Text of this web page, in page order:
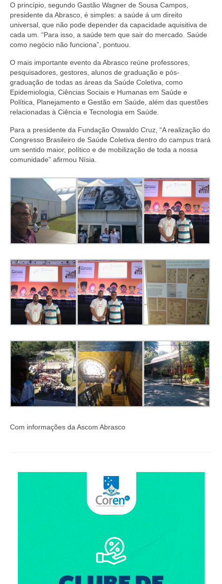
Decisões
Portarias
Resoluções
Desagravo Público
Processos Éticos
Censura Pública
Suspensão do Exercício Profissional
Para Você
Clube de Vantagens
Valores dos serviços
Reserva de auditório
Ouvidoria
Contatos
Fale Conosco
O princípio, segundo Gastão Wagner de Sousa Campos,
presidente da Abrasco, é simples: a saúde á um direito
universal, que não pode depender da capacidade aquisitiva de
cada um. “Para isso, a saúde tem que sair do mercado. Saúde
como negócio não funciona”, pontuou.
O mais importante evento da Abrasco reúne professores,
pesquisadores, gestores, alunos de graduação e pós-
graduação de todas as áreas da Saúde Coletiva, como
Epidemiologia, Ciências Sociais e Humanas em Saúde e
Política, Planejamento e Gestão em Saúde, além das questões
relacionadas à Ciência e Tecnologia em Saúde.
Para a presidente da Fundação Oswaldo Cruz, “A realização do
Congresso Brasileiro de Saúde Coletiva dentro do campus trará
um sentido maior, político e de mobilização de toda a nossa
comunidade” afirmou Nísia.
Com informações da Ascom Abrasco